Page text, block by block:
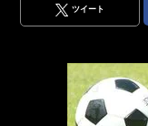
ツイート